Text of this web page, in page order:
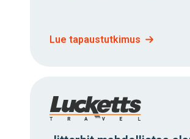
Lue tapaustutkimus